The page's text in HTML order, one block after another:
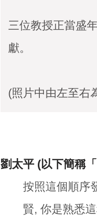
三位教授正當盛
獻。
(照片中由左至右
劉太平 (以下簡稱
按照這個順序
賢, 你是熟悉這